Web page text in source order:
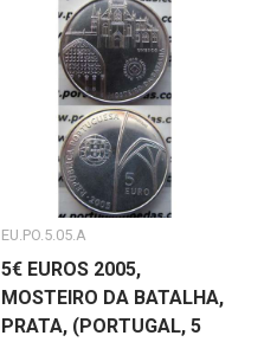
EU.PO.5.05.A
5€ EUROS 2005,
MOSTEIRO DA BATALHA,
PRATA, (PORTUGAL, 5